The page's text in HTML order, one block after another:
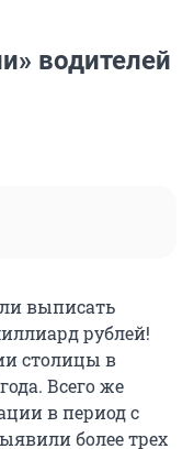
водителей
выписать
рублей!
столицы в
Всего же
в период с
более трех